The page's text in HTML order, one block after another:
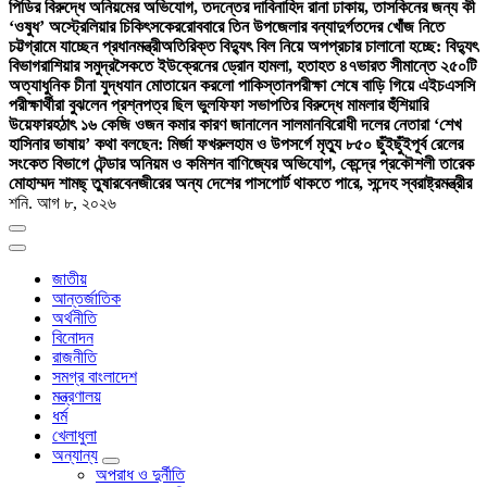
পিডির বিরুদ্ধে অনিয়মের অভিযোগ, তদন্তের দাবিনাহিদ রানা ঢাকায়, তাসকিনের জন্য কী
‘ওষুধ’ অস্ট্রেলিয়ার চিকিৎসকেররোববারে তিন উপজেলার বন্যাদুর্গতদের খোঁজ নিতে
চট্টগ্রামে যাচ্ছেন প্রধানমন্ত্রীঅতিরিক্ত বিদ্যুৎ বিল নিয়ে অপপ্রচার চালানো হচ্ছে: বিদ্যুৎ
বিভাগরাশিয়ার সমুদ্রসৈকতে ইউক্রেনের ড্রোন হামলা, হতাহত ৪৭ভারত সীমান্তে ২৫০টি
অত্যাধুনিক চীনা যুদ্ধযান মোতায়েন করলো পাকিস্তানপরীক্ষা শেষে বাড়ি গিয়ে এইচএসসি
পরীক্ষার্থীরা বুঝলেন প্রশ্নপত্র ছিল ভুলফিফা সভাপতির বিরুদ্ধে মামলার হুঁশিয়ারি
উয়েফারহঠাৎ ১৬ কেজি ওজন কমার কারণ জানালেন সালমানবিরোধী দলের নেতারা ‘শেখ
হাসিনার ভাষায়’ কথা বলছেন: মির্জা ফখরুলহাম ও উপসর্গে মৃত্যু ৮৫০ ছুঁইছুঁইপূর্ব রেলের
সংকেত বিভাগে টেন্ডার অনিয়ম ও কমিশন বাণিজ্যের অভিযোগ, কেন্দ্রে প্রকৌশলী তারেক
মোহাম্মদ শামছ্ তুষারবেনজীরের অন্য দেশের পাসপোর্ট থাকতে পারে, সন্দেহ স্বরাষ্ট্রমন্ত্রীর
শনি. আগ ৮, ২০২৬
জাতীয়
আন্তর্জাতিক
অর্থনীতি
বিনোদন
রাজনীতি
সমগ্র বাংলাদেশ
মন্ত্রণালয়
ধর্ম
খেলাধুলা
অন্যান্য
অপরাধ ও দুর্নীতি